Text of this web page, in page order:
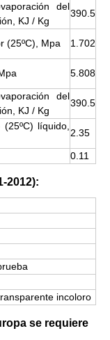
del
KJ / Kg
390.5
(25ºC), Mpa 1.702
5.808
del
KJ / Kg
390.5
líquido,
2.35
0.11
2012):
incoloro
se requiere